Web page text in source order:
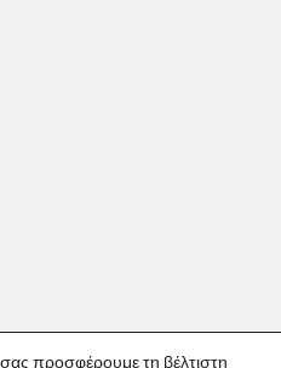
προσφέρουμε τη βέλτιστη